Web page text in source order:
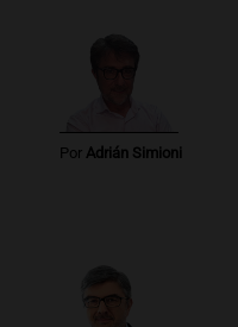
Por Adrián Simioni